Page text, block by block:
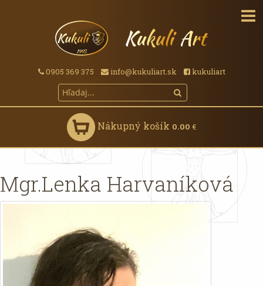
0905 369 375 info@kukuliart.sk kukuliart
Nákupný košík 0.00 €
Mgr.Lenka Harvaníková